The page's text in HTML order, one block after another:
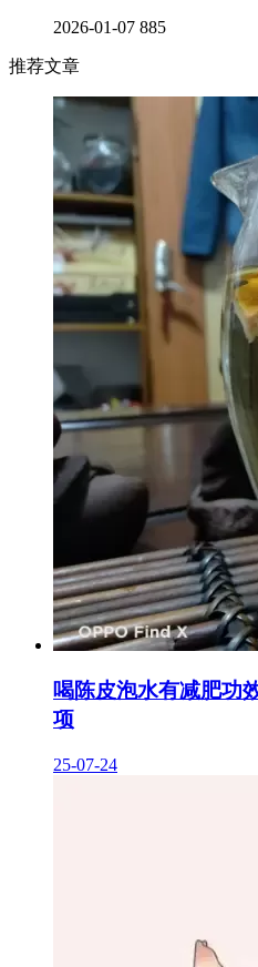
2026-01-07 885
推荐文章
喝陈皮泡水有减肥功
项
25-07-24